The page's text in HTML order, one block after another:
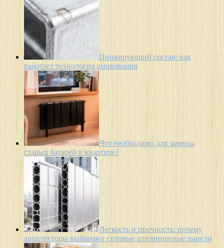
Цинкирующий состав: как
работает технология цинкования
Что необходимо для замены
старых батарей в квартире?
Легкость и прочность: почему
архитекторы выбирают сотовые алюминиевые панели